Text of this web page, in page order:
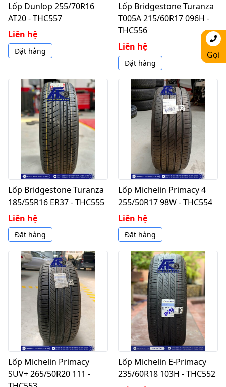
Lốp Dunlop 255/70R16
AT20 - THC557
Liên hệ
Đặt hàng
Lốp Bridgestone Turanza
T005A 215/60R17 096H -
THC556
Liên hệ
Đặt hàng
Lốp Bridgestone Turanza
185/55R16 ER37 - THC555
Liên hệ
Đặt hàng
Lốp Michelin Primacy 4
255/50R17 98W - THC554
Liên hệ
Đặt hàng
Lốp Michelin Primacy
SUV+ 265/50R20 111 -
Lốp Michelin E-Primacy
235/60R18 103H - THC552
Gọi